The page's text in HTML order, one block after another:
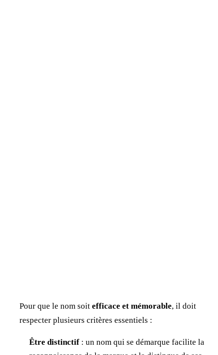
Pour que le nom soit efficace et mémorable, il doit
respecter plusieurs critères essentiels :
Être distinctif : un nom qui se démarque facilite la